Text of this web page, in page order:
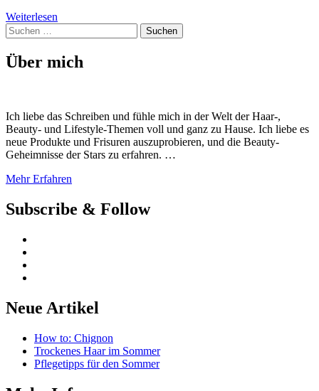
Weiterlesen
Suchen
nach:
Über mich
Ich liebe das Schreiben und fühle mich in der Welt der Haar-,
Beauty- und Lifestyle-Themen voll und ganz zu Hause. Ich liebe es
neue Produkte und Frisuren auszuprobieren, und die Beauty-
Geheimnisse der Stars zu erfahren. …
Mehr Erfahren
Subscribe & Follow
Neue Artikel
How to: Chignon
Trockenes Haar im Sommer
Pflegetipps für den Sommer